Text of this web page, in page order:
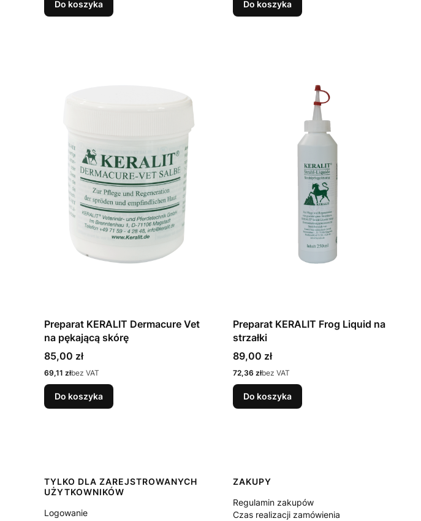
Do koszyka Do koszyka
Preparat KERALIT Dermacure Vet
na pękającą skórę
Cena
85,00 zł
Cena
69,11 złbez VAT
Do koszyka
Preparat KERALIT Frog Liquid na
strzałki
Cena
89,00 zł
Cena
72,36 złbez VAT
Do koszyka
Linki w stopce
TYLKO DLA ZAREJSTROWANYCH
UŻYTKOWNIKÓW
Logowanie
ZAKUPY
Regulamin zakupów
Czas realizacji zamówienia